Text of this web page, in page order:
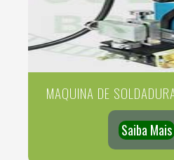
MAQUINA DE
Saiba Mais